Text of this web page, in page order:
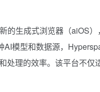
的生成式浏览器（aiOS
AI模型和数据源，
处理的效率。该平台不